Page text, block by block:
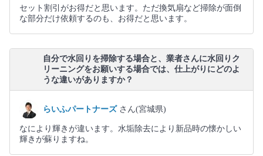
セット割引がお得だと思います。ただ換気扇など掃除が面倒
な部分だけ依頼するのも、お得だと思います。
自分で水回りを掃除する場合と、業者さんに水回りク
リーニングをお願いする場合では、仕上がりにどのよ
うな違いがありますか？
らいふパートナーズ さん(宮城県)
なにより輝きが違います。水垢除去により新品時の懐かしい
輝きが蘇りますね。